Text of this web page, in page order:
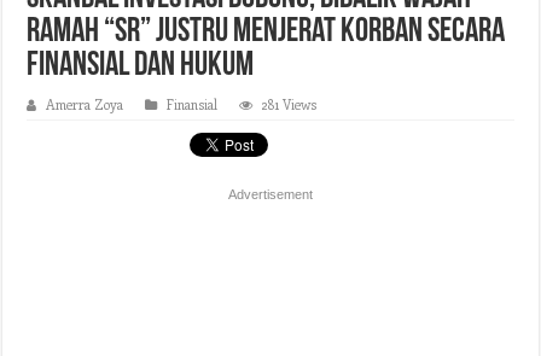
Ramah “Sr” Justru Menjerat Korban Secara
Finansial dan Hukum
Amerra Zoya Finansial 281 Views
Advertisement